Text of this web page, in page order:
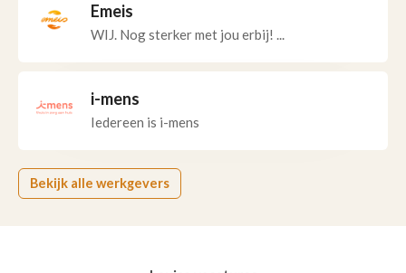
Emeis
WIJ. Nog sterker met jou erbij! ...
i-mens
Iedereen is i-mens
Bekijk alle werkgevers